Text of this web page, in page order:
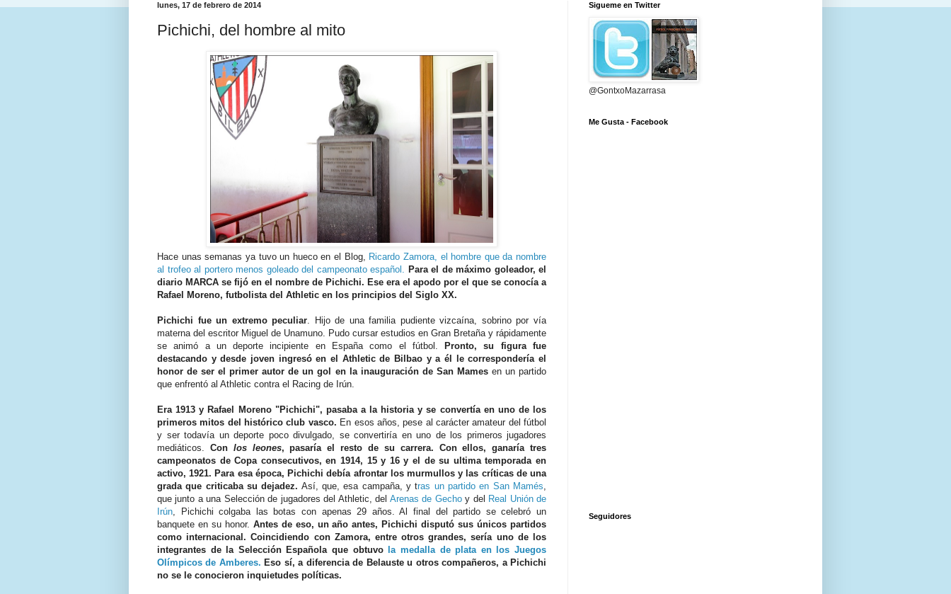
lunes, 17 de febrero de 2014
Pichichi, del hombre al mito
Hace unas semanas ya tuvo un hueco en el Blog, Ricardo Zamora, el hombre que da nombre
al trofeo al portero menos goleado del campeonato español.
Para el de máximo goleador, el
diario MARCA se fijó en el nombre de Pichichi. Ese era el apodo por el que se conocía a
Rafael Moreno, futbolista del Athletic en los principios del Siglo XX.
Pichichi fue un extremo peculiar . Hijo de una familia pudiente vizcaína, sobrino por vía
materna del escritor Miguel de Unamuno. Pudo cursar estudios en Gran Bretaña y rápidamente
se animó a un deporte incipiente en España como el fútbol.Pronto, su figura fue
destacando y desde joven ingresó en el Athletic de Bilbao y a él le correspondería el
honor de ser el primer autor de un gol en la inauguración de San Mamesen un partido
que enfrentó al Athletic contra el Racing de Irún.
Era 1913 y Rafael Moreno "Pichichi", pasaba a la historia y se convertía en uno de los
primeros mitos del histórico club vasco. En esos años, pese al carácter amateur del fútbol
y ser todavía un deporte poco divulgado, se convertiría en uno de los primeros jugadores
mediáticos. Con los leones, pasaría el resto de su carrera. Con ellos, ganaría tres
campeonatos de Copa consecutivos, en 1914, 15 y 16 y el de su ultima temporada en
activo, 1921. Para esa época, Pichichi debía afrontar los murmullos y las críticas de una
grada que criticaba su dejadez. Así, que, esa campaña, y tras un partido en San Mamés
que junto a una Selección de jugadores del Athletic, del Arenas de Gechoy del Real Unión de
Irún , Pichichi colgaba las botas con apenas 29 años. Al final del partido se celebró un
banquete en su honor. Antes de eso, un año antes, Pichichi disputó sus únicos partidos
como internacional. Coincidiendo con Zamora, entre otros grandes, sería uno de los
integrantes de la Selección Española que obtuvo la medalla de plata en los Juegos
Olímpicos de Amberes. Eso sí, a diferencia de Belauste u otros compañeros, a Pichichi
no se le conocieron inquietudes políticas.
Sigueme en Twitter
@GontxoMazarrasa
Me Gusta - Facebook
Seguidores